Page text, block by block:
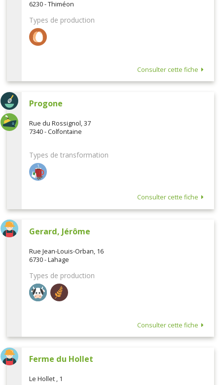
6230 - Thiméon
Types de production
Consulter cette fiche
Progone
Rue du Rossignol, 37
7340 - Colfontaine
Types de transformation
Consulter cette fiche
Gerard, Jérôme
Rue Jean-Louis-Orban, 16
6730 - Lahage
Types de production
Consulter cette fiche
Ferme du Hollet
Le Hollet , 1